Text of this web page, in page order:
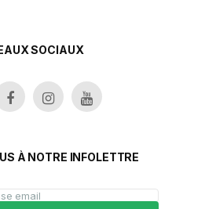
SOCIAUX
À NOTRE INFOLETTRE